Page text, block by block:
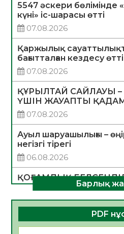
5547 әскери бөлімінде
күні» іс-шарасы өтті
07.08.2026
Қаржылық
бағытталған кездесу өтті
07.08.2026
ҚҰРЫЛТАЙ САЙЛАУЫ
ҮШІН ЖАУАПТЫ ҚАДАМ
07.08.2026
Ауыл шаруашылығы –
негізгі тірегі
06.08.2026
ҚОҒАМДЫҚ
ДАМУЫНЫҢ НЕГІЗІ
06.08.2026
ҚҰРЫЛТАЙ САЙЛАУЫ
Барлық
PDF